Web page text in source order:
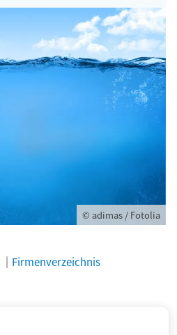
© adimas / Fotolia
Firmenverzeichnis